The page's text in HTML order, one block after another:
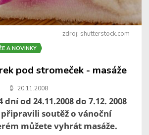
zdroj: shutterstock.com
A NOVINKY
pod stromeček - masáže
20.11.2008
od 24.11.2008 do 7.12. 2008
soutěž o vánoční
můžete vyhrát masáže.